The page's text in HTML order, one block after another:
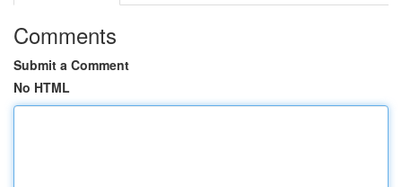
Comments
Submit a Comment
No HTML